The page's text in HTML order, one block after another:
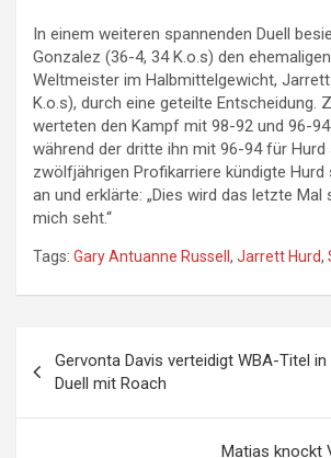
In einem weiteren spannenden Duell
Gonzalez (36-4, 34 K.o.s) den
Weltmeister im Halbmittelgewicht,
K.o.s), durch eine geteilte Entscheidung.
werteten den Kampf mit 98-92 und 96-
während der dritte ihn mit 96-94 für Hurd
zwölfjährigen Profikarriere kündigte Hurd
an und erklärte: „Dies wird das letzte Mal
mich seht.“
Tags: Gary Antuanne Russell , Jarrett Hurd,
Gervonta Davis verteidigt WBA-Titel
Duell mit Roach
Matias knockt